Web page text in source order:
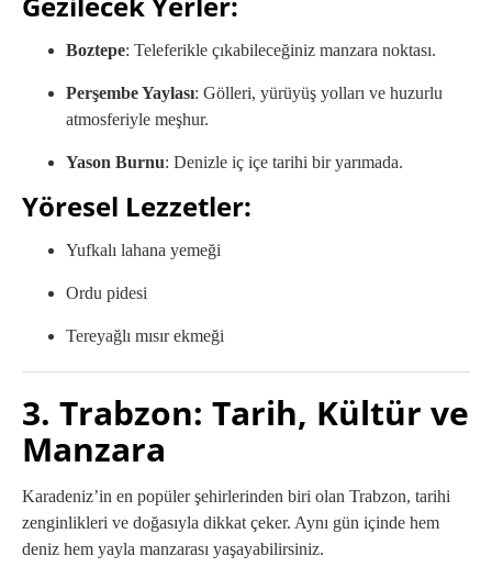
Boztepe: Teleferikle çıkabileceğiniz manzara noktası.
Perşembe Yaylası: Gölleri, yürüyüş yolları ve huzurlu
atmosferiyle meşhur.
Yason Burnu: Denizle iç içe tarihi bir yarımada.
Yöresel Lezzetler:
Yufkalı lahana yemeği
Ordu pidesi
Tereyağlı mısır ekmeği
3. Trabzon: Tarih, Kültür ve
Manzara
Karadeniz’in en popüler şehirlerinden biri olan Trabzon, tarihi
zenginlikleri ve doğasıyla dikkat çeker. Aynı gün içinde hem
deniz hem yayla manzarası yaşayabilirsiniz.